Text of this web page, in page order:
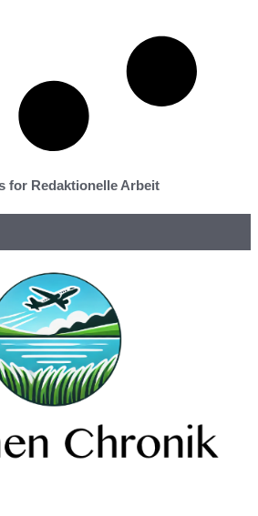
for Redaktionelle Arbeit